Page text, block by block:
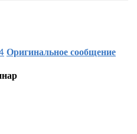
Оригинальное сообщение